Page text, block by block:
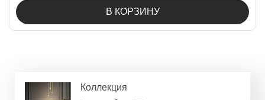
В КОРЗИНУ
Коллекция